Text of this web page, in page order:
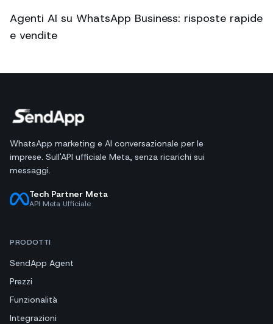
Agenti AI su WhatsApp Business: risposte rapide
e vendite
WhatsApp marketing e AI conversazionale per le
imprese. Sull'API ufficiale Meta, senza ricarichi sui
messaggi.
Tech Partner Meta
API Meta Ufficiale
PRODOTTI
SendApp Agent
Prezzi
Funzionalità
Integrazioni